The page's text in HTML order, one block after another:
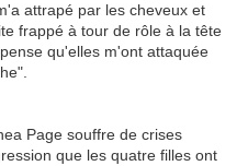
attrapé par les cheveux et
frappé à tour de rôle à la tête
qu'elles m'ont attaquée
Page souffre de crises
que les quatre filles ont